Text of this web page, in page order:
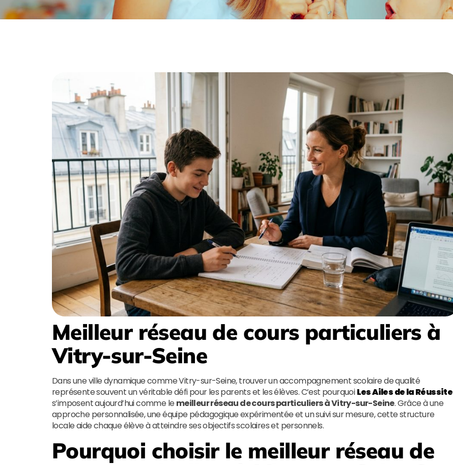
Meilleur réseau de cours particuliers à
Vitry-sur-Seine
Dans une ville dynamique comme Vitry-sur-Seine, trouver un accompagnement scolaire de qualité
représente souvent un véritable défi pour les parents et les élèves. C’est pourquoiLes Ailes de la Réussite
s’imposent aujourd’hui comme le meilleur réseau de cours particuliers à Vitry-sur-Seine. Grâce à une
approche personnalisée, une équipe pédagogique expérimentée et un suivi sur mesure, cette structure
locale aide chaque élève à atteindre ses objectifs scolaires et personnels.
Pourquoi choisir le meilleur réseau de